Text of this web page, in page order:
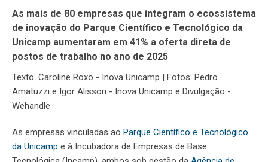
As mais de 80 empresas que integram o ecossistema
de inovação do Parque Científico e Tecnológico da
Unicamp aumentaram em 41% a oferta direta de
postos de trabalho no ano de 2025
Texto: Caroline Roxo - Inova Unicamp | Fotos: Pedro
Amatuzzi e Igor Alisson - Inova Unicamp e Divulgação -
Wehandle
As empresas vinculadas ao Parque Científico e Tecnológico
da Unicamp e à Incubadora de Empresas de Base